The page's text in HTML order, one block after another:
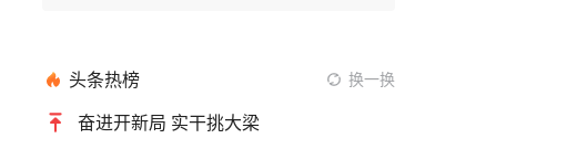
头条热榜 换一换
奋进开新局 实干挑大梁